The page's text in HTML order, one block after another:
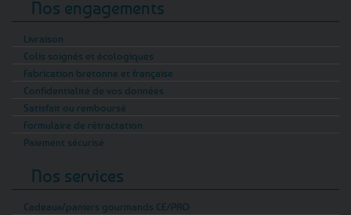
Nos engagements
Livraison
Colis soignés et écologiques
Fabrication bretonne et française
Confidentialité de vos données
Satisfait ou remboursé
Formulaire de rétractation
Paiement sécurisé
Nos services
Cadeaux/paniers gourmands CE/PRO